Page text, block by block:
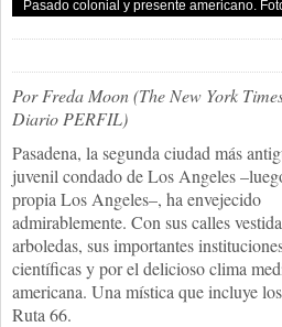
Pasado colonial y presente americano.
Por Freda Moon (The New York
Diario PERFIL)
Pasadena, la segunda ciudad más
juvenil condado de Los Angeles
propia Los Angeles–, ha envejecido
admirablemente. Con sus calles
arboledas, sus importantes
científicas y por el delicioso clima
americana. Una mística que incluye
Ruta 66.